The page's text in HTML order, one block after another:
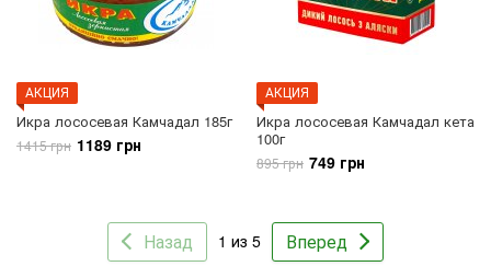
АКЦИЯ
Икра лососевая Камчадал 185г
1415 грн 1189 грн
АКЦИЯ
Икра лососевая Камчадал кета
100г
895 грн 749 грн
Назад 1 из 5 Вперед